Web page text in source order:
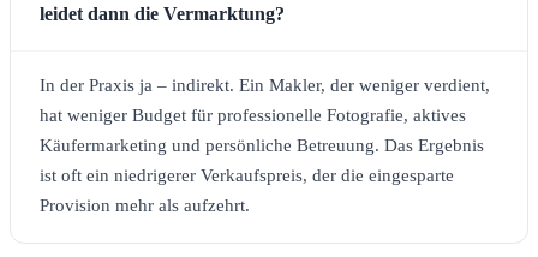
leidet dann die Vermarktung?
In der Praxis ja – indirekt. Ein Makler, der weniger verdient,
hat weniger Budget für professionelle Fotografie, aktives
Käufermarketing und persönliche Betreuung. Das Ergebnis
ist oft ein niedrigerer Verkaufspreis, der die eingesparte
Provision mehr als aufzehrt.